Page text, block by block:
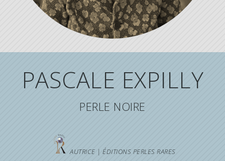
PASCALE EXPILLY
PERLE NOIRE
AUTRICE | ÉDITIONS PERLES RARES